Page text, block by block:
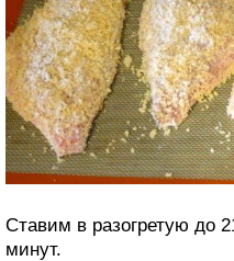
Ставим в разогретую до
минут.